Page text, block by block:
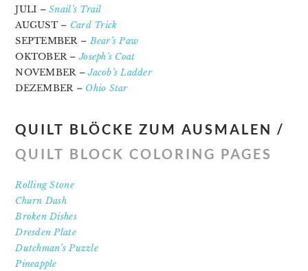
JULI –Snail’s Trail
AUGUST – Card Trick
SEPTEMBER –Bear’s Paw
OKTOBER –Joseph’s Coat
NOVEMBER –Jacob’s Ladder
DEZEMBER – Ohio Star
QUILT BLÖCKE ZUM AUSMALEN /
QUILT BLOCK COLORING PAGES
Rolling Stone
Churn Dash
Broken Dishes
Dresden Plate
Dutchman’s Puzzle
Pineapple